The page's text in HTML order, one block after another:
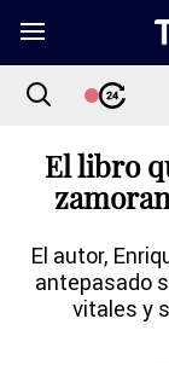
El libro
El autor,
antepasado
vitales y